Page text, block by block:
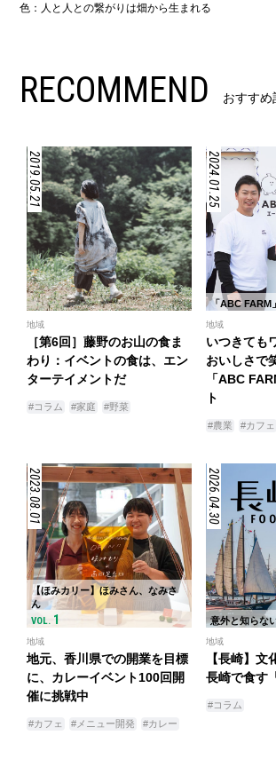
色：人と人との繋がりは畑から生まれる
RECOMMEND おすすめ
2019.05.21
地域
［第6回］藤野のお山の食ま
わり：イベントの食は、エン
ターテイメントだ
#コラム #家庭 #野菜
2024.01.25
「ABC FARM
地域
いつきても
おいしさで
「ABC
ト
#農業 #カフェ
2023.08.01
【ほみカリー】ほみさん、なみさ
ん
VOL. 1
地域
地元、香川県での開業を目標
に、カレーイベント100回開
催に挑戦中
#カフェ #メニュー開発 #カレー
2026.04.30
意外と知らな
地域
【長崎】文
長崎で食す
#コラム